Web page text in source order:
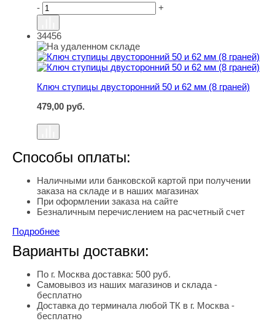
- +
Ключ ступицы двусторонний 50 и 62 мм (8 граней)
34456
Ключ ступицы двусторонний 50 и 62 мм (8 граней)
479,00 руб.
Способы оплаты:
Наличными или банковской картой при получении
заказа на складе и в наших магазинах
При оформлении заказа на сайте
Безналичным перечислением на расчетный счет
Подробнее
Варианты доставки:
По г. Москва доставка: 500 руб.
Самовывоз из наших магазинов и склада -
бесплатно
Доставка до терминала любой ТК в г. Москва -
бесплатно